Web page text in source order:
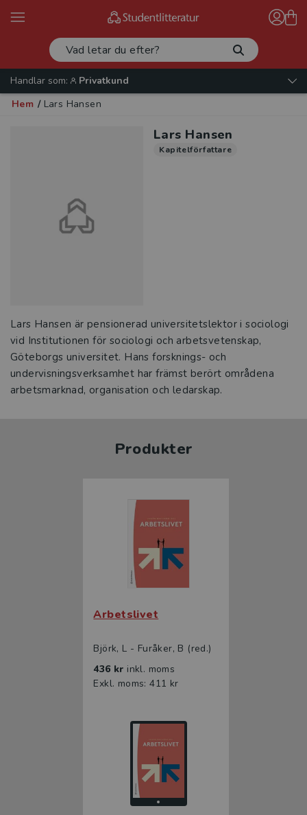
Handlar som:
Privatkund
Hem / Lars Hansen
Lars Hansen
Kapitelförfattare
Lars Hansen är pensionerad universitetslektor i sociologi
vid Institutionen för sociologi och arbetsvetenskap,
Göteborgs universitet. Hans forsknings- och
undervisningsverksamhet har främst berört områdena
arbetsmarknad, organisation och ledarskap.
Produkter
Arbetslivet
Björk, L - Furåker, B (red.)
436 kr inkl. moms
Exkl. moms: 411 kr